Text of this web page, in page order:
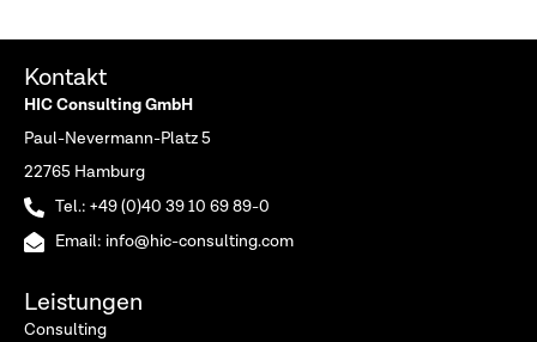
Kontakt
HIC Consulting GmbH
Paul-Nevermann-Platz 5
22765 Hamburg
Tel.: +49 (0)40 39 10 69 89-0
Email: info@hic-consulting.com
Leistungen
Consulting